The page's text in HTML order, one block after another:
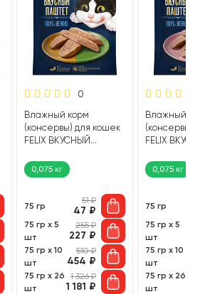
0
Влажный корм
(консервы) для кошек
FELIX ВКУСНЫЙ
кролик пауч (75 гр)
0,075 кг
75 гр
51₽
47 ₽
75 гр х 5
шт
255₽
227 ₽
75 гр х 10
шт
510₽
454 ₽
75 гр х 26
шт
1 326₽
1 181 ₽
Влажный
(консервы)
FELIX
форель пауч
0,075 кг
75 гр
75 гр х 5
шт
75 гр х 10
шт
75 гр х 26
шт